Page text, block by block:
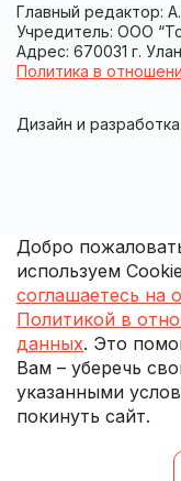
Главный редактор:
Учредитель: ООО
Адрес: 670031 г.
Политика в
Дизайн и
Добро
используем
соглашаетесь на
Политикой в
данных. Это
Вам – уберечь
указанными
покинуть сайт.